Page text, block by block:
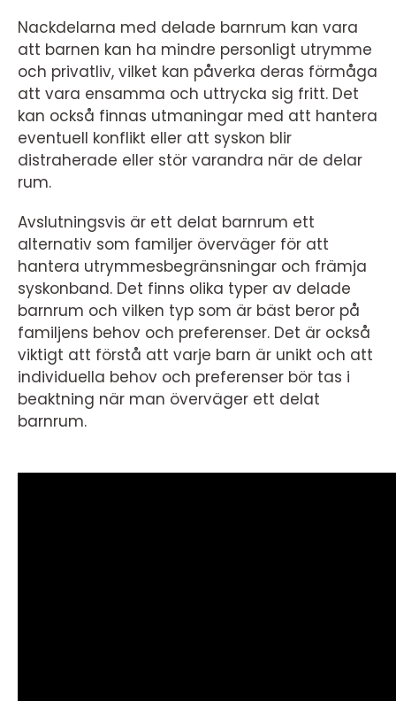
Nackdelarna med delade barnrum kan vara
att barnen kan ha mindre personligt utrymme
och privatliv, vilket kan påverka deras förmåga
att vara ensamma och uttrycka sig fritt. Det
kan också finnas utmaningar med att hantera
eventuell konflikt eller att syskon blir
distraherade eller stör varandra när de delar
rum.
Avslutningsvis är ett delat barnrum ett
alternativ som familjer överväger för att
hantera utrymmesbegränsningar och främja
syskonband. Det finns olika typer av delade
barnrum och vilken typ som är bäst beror på
familjens behov och preferenser. Det är också
viktigt att förstå att varje barn är unikt och att
individuella behov och preferenser bör tas i
beaktning när man överväger ett delat
barnrum.